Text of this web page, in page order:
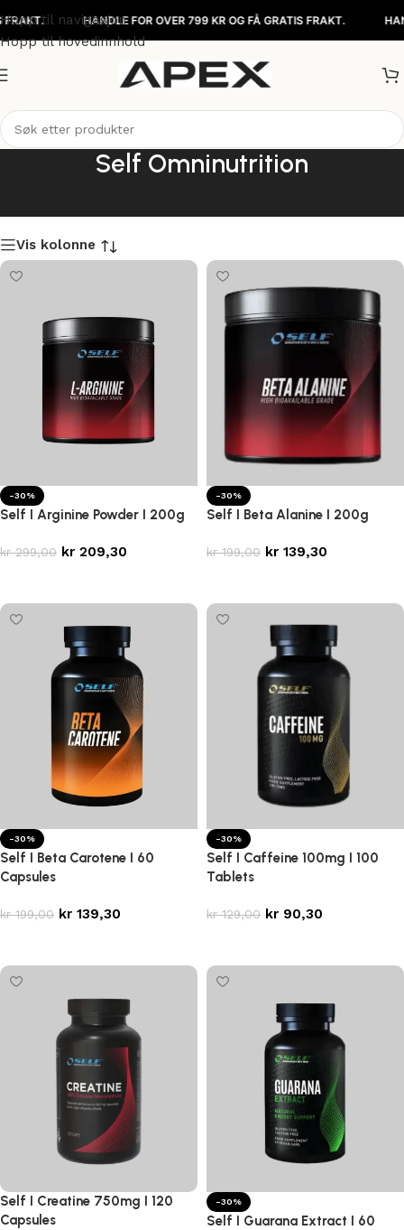
HANDLE FOR OVER 799 KR OG FÅ GRATIS FRAKT.
Hopp til navigasjon
Hopp til hovedinnhold
Self Omninutrition
Vis kolonne
-30%
Self I Arginine Powder I 200g
kr299,00 kr 209,30
-30%
Self I Beta Alanine I 200g
kr199,00 kr 139,30
-30%
Self I Beta Carotene I 60
Capsules
kr199,00 kr 139,30
-30%
Self I Caffeine 100mg I 100
Tablets
kr129,00 kr 90,30
Self I Creatine 750mg I 120
Capsules
-30%
Self I Guarana Extract I 60